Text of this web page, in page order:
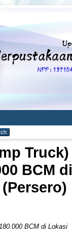
Truck)
BCM di
BCM di Lokasi